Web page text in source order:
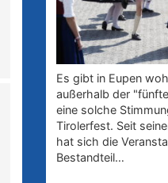
Es gibt in Eupen
außerhalb der
eine solche
Tirolerfest. Seit
hat sich die
Bestandteil…